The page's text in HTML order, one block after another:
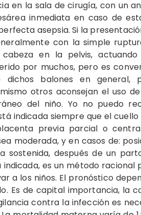
en la sala de cirugía, con un
inmediata en caso de
asepsia. Si la
con la simple
en la pelvis,
por muchos, pero es
dichos balones en general,
otros aconsejan el uso
del niño. Yo no puedo
indicada siempre que el
previa parcial o
moderada, y en casos de:
sostenida, después de un
indicada, es un método
a los niños. El pronóstico
Es de capital importancia, la
contra la infección es